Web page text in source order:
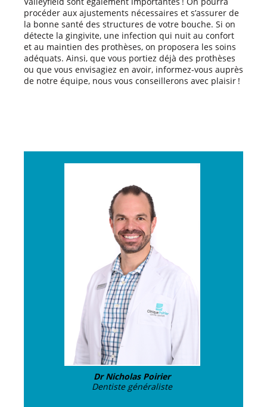
procéder aux ajustements nécessaires et s’assurer de
la bonne santé des structures de votre bouche. Si on
détecte la gingivite, une infection qui nuit au confort
et au maintien des prothèses, on proposera les soins
adéquats. Ainsi, que vous portiez déjà des prothèses
ou que vous envisagiez en avoir, informez-vous auprès
de notre équipe, nous vous conseillerons avec plaisir !
Dr Nicholas Poirier
Dentiste généraliste